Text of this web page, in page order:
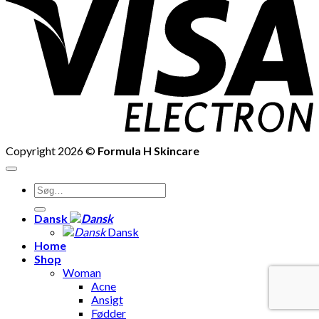
Copyright 2026 © Formula H Skincare
Søg
efter:
Dansk
Dansk
Home
Shop
Woman
Acne
Ansigt
Fødder